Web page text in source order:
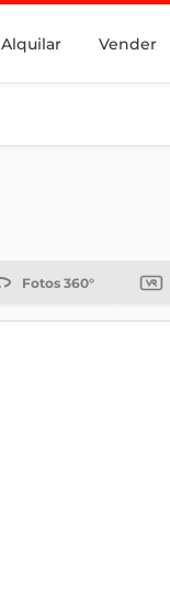
Alquilar Vender
Fotos 360°